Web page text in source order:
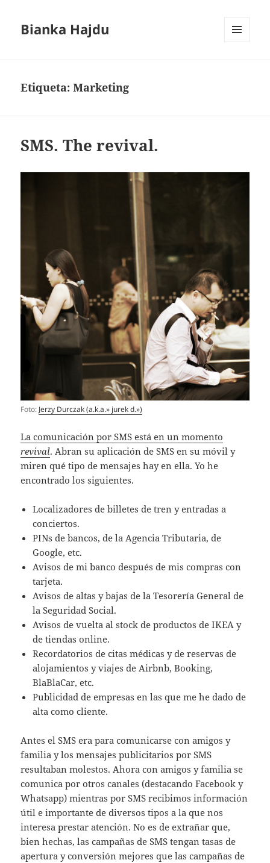
Bianka Hajdu
Etiqueta:Marketing
SMS. The revival.
Foto: Jerzy Durczak (a.k.a.» jurek d.»)
La comunicación por SMS está en un momento
revival. Abran su aplicación de SMS en su móvil y
miren qué tipo de mensajes hay en ella. Yo he
encontrado los siguientes.
Localizadores de billetes de tren y entradas a
conciertos.
PINs de bancos, de la Agencia Tributaria, de
Google, etc.
Avisos de mi banco después de mis compras con
tarjeta.
Avisos de altas y bajas de la Tesorería General de
la Seguridad Social.
Avisos de vuelta al stock de productos de IKEA y
de tiendas online.
Recordatorios de citas médicas y de reservas de
alojamientos y viajes de Airbnb, Booking,
BlaBlaCar, etc.
Publicidad de empresas en las que me he dado de
alta como cliente.
Antes el SMS era para comunicarse con amigos y
familia y los mensajes publicitarios por SMS
resultaban molestos. Ahora con amigos y familia se
comunica por otros canales (destacando Facebook y
Whatsapp) mientras por SMS recibimos información
útil e importante de diversos tipos a la que nos
interesa prestar atención. No es de extrañar que,
bien hechas, las campañas de SMS tengan tasas de
apertura y conversión mejores que las campañas de